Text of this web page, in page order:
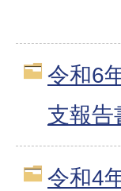
令和6
支報告
令和4